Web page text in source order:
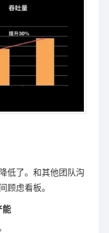
低了。和其他团队沟
顾虑看板。
能